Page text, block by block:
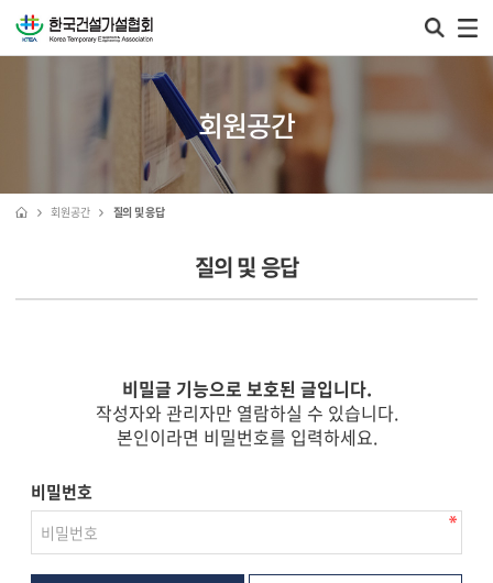
회원공간
회원공간 질의 및 응답
질의 및 응답
비밀글 기능으로 보호된 글입니다.
작성자와 관리자만 열람하실 수 있습니다.
본인이라면 비밀번호를 입력하세요.
비밀번호